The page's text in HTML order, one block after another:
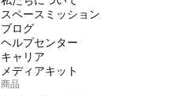
スペースミッション
ブログ
ヘルプセンター
キャリア
メディアキット
商品